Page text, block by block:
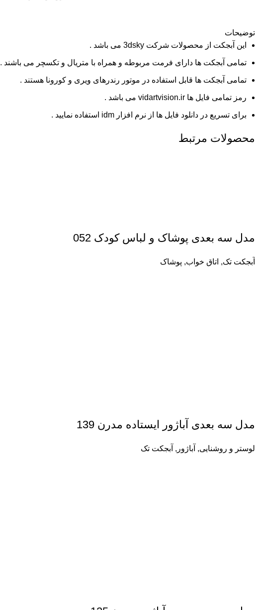
توضیحات
این آبجکت از محصولات شرکت 3dsky می باشد .
تمامی آبجکت ها دارای فرمت مربوطه و همراه با متریال و تکسچر می باشند .
تمامی آبجکت ها قابل استفاده در موتور رندرهای ویری و کورونا هستند .
رمز تمامی فایل ها vidartvision.ir می باشد .
برای تسریع در دانلود فایل ها از نرم افزار idm استفاده نمایید .
محصولات مرتبط
مدل سه بعدی پوشاک و لباس کودک 052
آبجکت تک, اتاق خواب, پوشاک
مدل سه بعدی آباژور ایستاده مدرن 139
لوستر و روشنایی, آباژور , آبجکت تک